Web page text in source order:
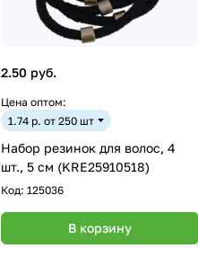
2.50 руб.
Цена оптом:
1.74 р. от 250 шт
Набор резинок для волос, 4
шт., 5 см (KRE25910518)
Код: 125036
В корзину